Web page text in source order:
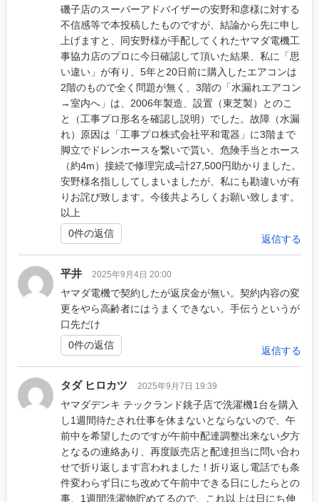
磯子店のスーパーアドバイザーの安野和彦様に対する
不信感等で本投稿したものですが、結論から先に申し
上げますと、同安野様が手配してくれたヤマダ電機工
事協力店のプロに今日確認して頂いた結果、私に「思
い違い」が有り、5年と20日前に購入したエアコンは
2階のもので全く問題が無く、3階の「水漏れエアコン
→室内へ」は、2006年製造、設置（東芝製）とのこ
と（工事プロ形名を確認し説明）でした。故障（水漏
れ）原因は「工事プロ株式会社平和電器」に3階まで
脚立でドレンホースを繋いで貰い、危険手当とホース
（約4m）接続で修理完成=計27,500円助かりました。
安野様名指ししてしまいましたが、私にも勘違いが有
りお詫び致します。今後共よろしくお願い致します。
以上
返信する
0件の返信
平井 2025年9月4日 20:00
ヤマダ電機で契約したが返戻金が無い。契約内容の変
更をやら高齢者にはうまくできない。手伝うというが
口先だけ
返信する
0件の返信
タダ ヒロカツ 2025年9月7日 19:39
ヤマダデンキ テックランド銚子店で洗濯機1台を購入
し1週間待たされ仕事を休まないとならないので、午
前中を希望したのですが午前中配達調整出来ない夕方
となるの連絡あり、再度販売店と配達担当に問い合わ
せで折り返します言われました！折り返し電話でも条
件変わらず日にち改めて午前中できる日にしたらとの
事、1週間洗濯物貯めてるので、これ以上は日にち伸